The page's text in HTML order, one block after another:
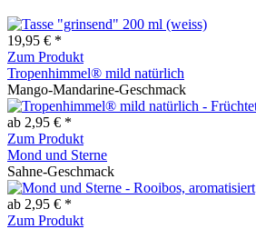
19,95 € *
Zum Produkt
Tropenhimmel® mild natürlich
Mango-Mandarine-Geschmack
ab 2,95 € *
Zum Produkt
Mond und Sterne
Sahne-Geschmack
ab 2,95 € *
Zum Produkt